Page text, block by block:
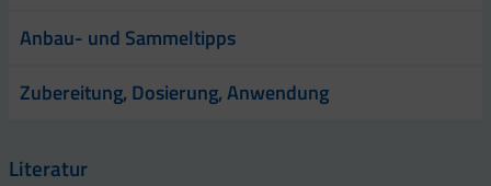
Anbau- und Sammeltipps
Zubereitung, Dosierung, Anwendung
Literatur